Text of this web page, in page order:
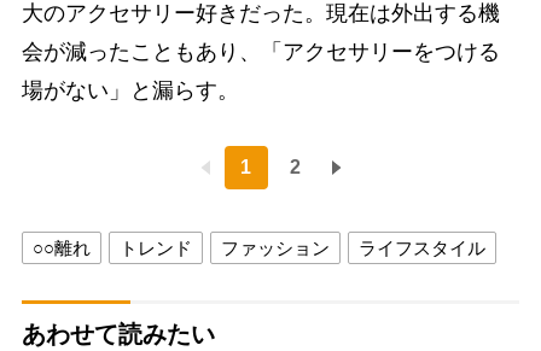
大のアクセサリー好きだった。現在は外出する機
会が減ったこともあり、「アクセサリーをつける
場がない」と漏らす。
1 2
○○離れ トレンド ファッション ライフスタイル
あわせて読みたい